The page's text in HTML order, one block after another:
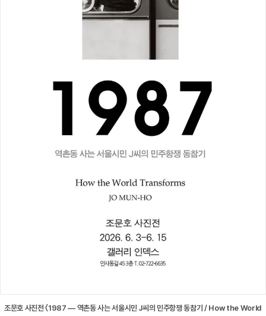
조문호 사진전 〈1987 — 역촌동 사는 서울시민 J씨의 민주항쟁 동참기 / How the World